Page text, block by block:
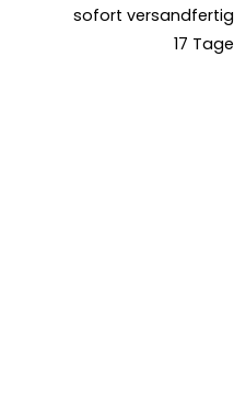
sofort versandfertig
17 Tage